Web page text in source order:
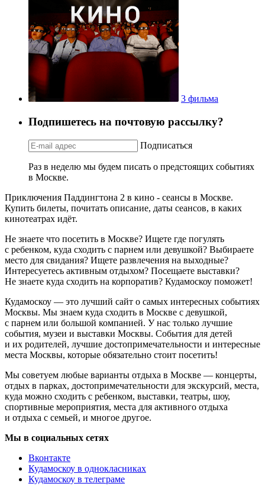
3 фильма
Подпишетесь на почтовую рассылку?
Подписаться
Раз в неделю мы будем писать о предстоящих событиях
в Москве.
Приключения Паддингтона 2 в кино - сеансы в Москве.
Купить билеты, почитать описание, даты сеансов, в каких
кинотеатрах идёт.
Не знаете что посетить в Москве? Ищете где погулять
с ребенком, куда сходить с парнем или девушкой? Выбираете
место для свидания? Ищете развлечения на выходные?
Интересуетесь активным отдыхом? Посещаете выставки?
Не знаете куда сходить на корпоратив? Кудамоскоу поможет!
Кудамоскоу — это лучший сайт о самых интересных событиях
Москвы. Мы знаем куда сходить в Москве с девушкой,
с парнем или большой компанией. У нас только лучшие
события, музеи и выставки Москвы. События для детей
и их родителей, лучшие достопримечательности и интересные
места Москвы, которые обязательно стоит посетить!
Мы советуем любые варианты отдыха в Москве — концерты,
отдых в парках, достопримечательности для экскурсий, места,
куда можно сходить с ребенком, выставки, театры, шоу,
спортивные мероприятия, места для активного отдыха
и отдыха с семьей, и многое другое.
Мы в социальных сетях
Вконтакте
Кудамоскоу в однокласниках
Кудамоскоу в телеграме